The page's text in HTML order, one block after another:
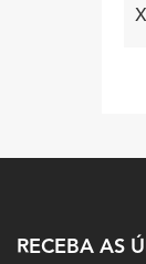
RECEBA AS